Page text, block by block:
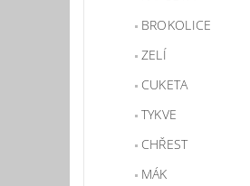
BROKOLICE
ZELÍ
CUKETA
TYKVE
CHŘEST
MÁK